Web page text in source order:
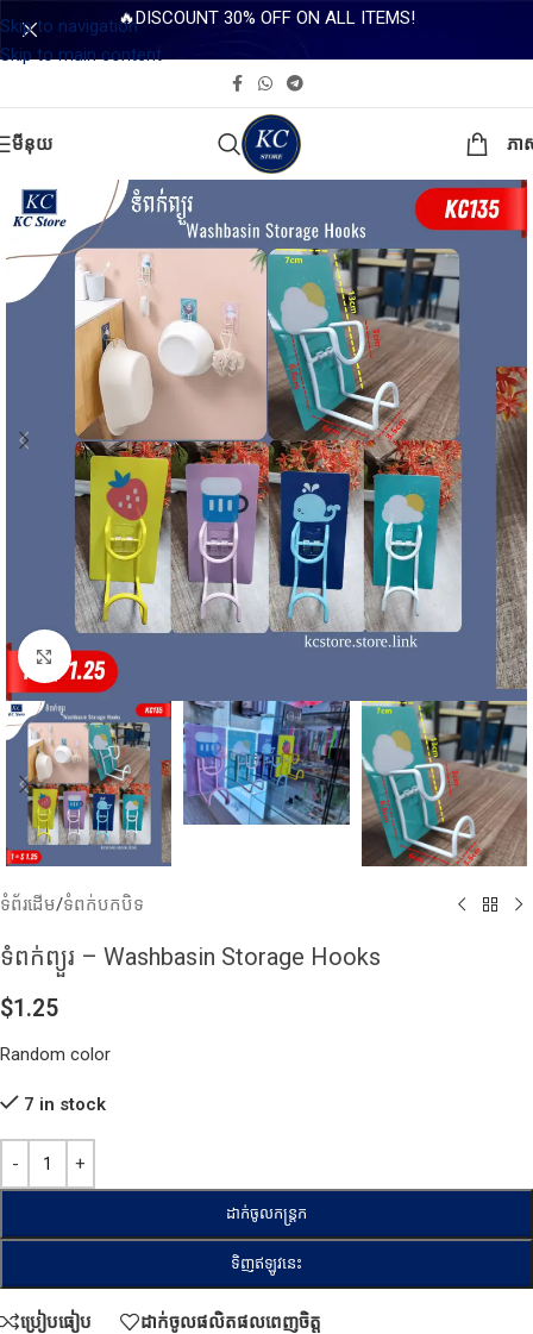
Skip to navigation
Skip to main content
🔥DISCOUNT 30% OFF ON ALL ITEMS!
មីនុយ ភា
Click to enlarge
ទំព័រដើម/ទំពក់បកបិទ
ទំពក់ព្យួរ – Washbasin Storage Hooks
$1.25
Random color
7 in stock
ដាក់ចូលកន្ត្រក
ទិញឥឡូវនេះ
ប្រៀបធៀប ដាក់ចូលផលិតផលពេញចិត្ត